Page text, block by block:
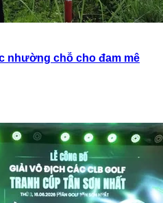
nhường chỗ cho đam mê